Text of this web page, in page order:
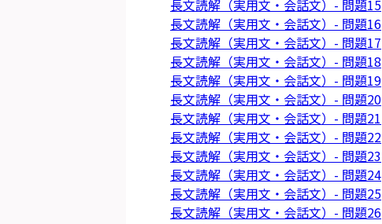
長文読解（実用文・会話文）- 問題15
長文読解（実用文・会話文）- 問題16
長文読解（実用文・会話文）- 問題17
長文読解（実用文・会話文）- 問題18
長文読解（実用文・会話文）- 問題19
長文読解（実用文・会話文）- 問題20
長文読解（実用文・会話文）- 問題21
長文読解（実用文・会話文）- 問題22
長文読解（実用文・会話文）- 問題23
長文読解（実用文・会話文）- 問題24
長文読解（実用文・会話文）- 問題25
長文読解（実用文・会話文）- 問題26